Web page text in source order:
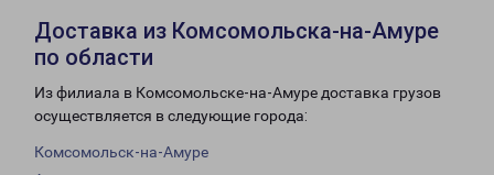
Доставка из Комсомольска-на-Амуре
по области
Из филиала в Комсомольске-на-Амуре доставка грузов
осуществляется в следующие города:
Комсомольск-на-Амуре